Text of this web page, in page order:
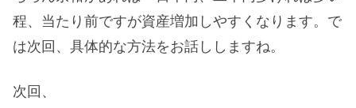
程、当たり前ですが資産増加しやすくなります。で
は次回、具体的な方法をお話ししますね。
次回、